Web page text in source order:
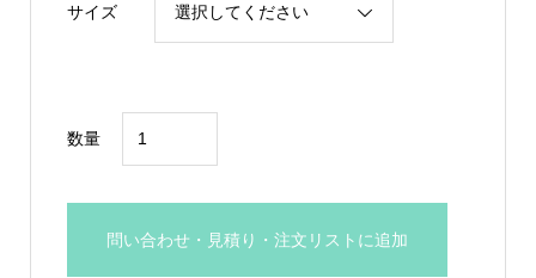
サイズ
数量
リ
問い合わせ・見積り・注文リストに追加